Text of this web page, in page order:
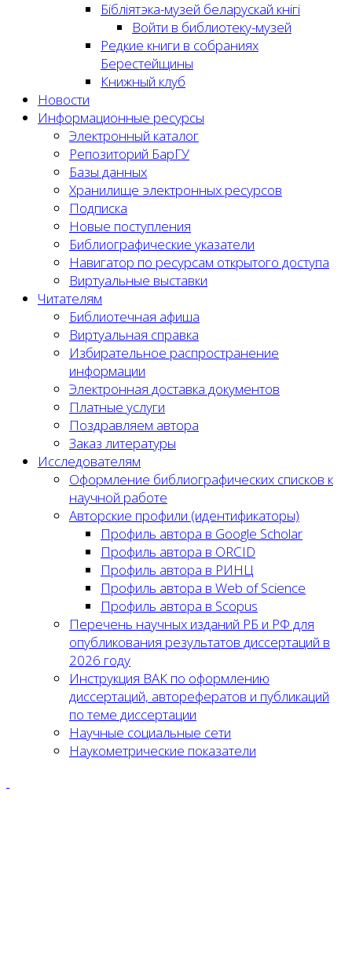
Бібліятэка-музей беларускай кнігі
Войти в библиотеку-музей
Редкие книги в собраниях
Берестейщины
Книжный клуб
Новости
Информационные ресурсы
Электронный каталог
Репозиторий БарГУ
Базы данных
Хранилище электронных ресурсов
Подписка
Новые поступления
Библиографические указатели
Навигатор по ресурсам открытого доступа
Виртуальные выставки
Читателям
Библиотечная афиша
Виртуальная справка
Избирательное распространение
информации
Электронная доставка документов
Платные услуги
Поздравляем автора
Заказ литературы
Исследователям
Оформление библиографических списков к
научной работе
Авторские профили (идентификаторы)
Профиль автора в Google Scholar
Профиль автора в ORCID
Профиль автора в РИНЦ
Профиль автора в Web of Science
Профиль автора в Scopus
Перечень научных изданий РБ и РФ для
опубликования результатов диссертаций в
2026 году
Инструкция ВАК по оформлению
диссертаций, авторефератов и публикаций
по теме диссертации
Научные социальные сети
Наукометрические показатели